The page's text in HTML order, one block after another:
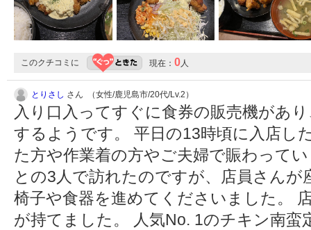
このクチコミに 現在： 0人
とりさし さん （女性/鹿児島市/20代/Lv.2）
入り口入ってすぐに食券の販売機があ
するようです。 平日の13時頃に入店し
た方や作業着の方やご夫婦で賑わって
との3人で訪れたのですが、店員さんが
椅子や食器を進めてくださいました。
が持てました。 人気No. 1のチキン南蛮